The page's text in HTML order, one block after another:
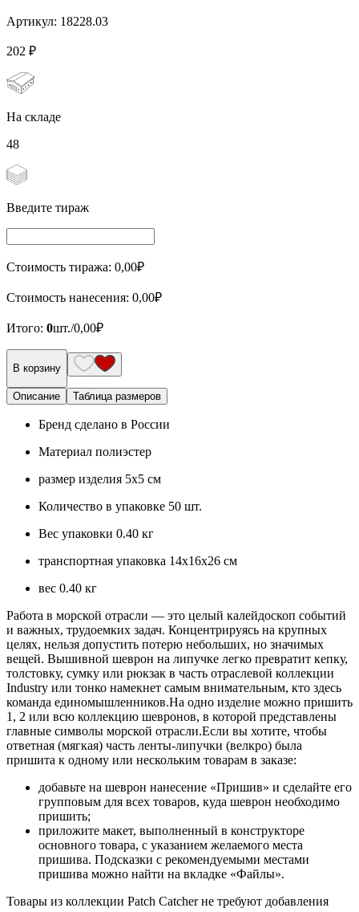
Артикул: 18228.03
202 ₽
На складе
48
Введите тираж
Стоимость тиража: 0,00₽
Стоимость нанесения: 0,00₽
Итого: 0шт./0,00₽
В корзину
Описание Таблица размеров
Бренд сделано в России
Материал полиэстер
размер изделия 5х5 см
Количество в упаковке 50 шт.
Вес упаковки 0.40 кг
транспортная упаковка 14x16x26 см
вес 0.40 кг
Работа в морской отрасли — это целый калейдоскоп событий
и важных, трудоемких задач. Концентрируясь на крупных
целях, нельзя допустить потерю небольших, но значимых
вещей. Вышивной шеврон на липучке легко превратит кепку,
толстовку, сумку или рюкзак в часть отраслевой коллекции
Industry или тонко намекнет самым внимательным, кто здесь
команда единомышленников.На одно изделие можно пришить
1, 2 или всю коллекцию шевронов, в которой представлены
главные символы морской отрасли.Если вы хотите, чтобы
ответная (мягкая) часть ленты-липучки (велкро) была
пришита к одному или нескольким товарам в заказе:
добавьте на шеврон нанесение «Пришив» и сделайте его
групповым для всех товаров, куда шеврон необходимо
пришить;
приложите макет, выполненный в конструкторе
основного товара, с указанием желаемого места
пришива. Подсказки с рекомендуемыми местами
пришива можно найти на вкладке «Файлы».
Товары из коллекции Patch Catcher не требуют добавления